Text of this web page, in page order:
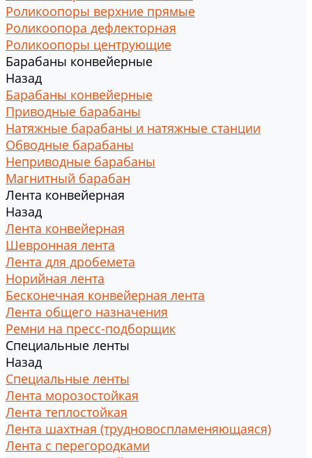
Роликоопоры верхние прямые
Роликоопора дефлекторная
Роликоопоры центрующие
Барабаны конвейерные
Назад
Барабаны конвейерные
Приводные барабаны
Натяжные барабаны и натяжные станции
Обводные барабаны
Неприводные барабаны
Магнитный барабан
Лента конвейерная
Назад
Лента конвейерная
Шевронная лента
Лента для дробемета
Норийная лента
Бесконечная конвейерная лента
Лента общего назначения
Ремни на пресс-подборщик
Специальные ленты
Назад
Специальные ленты
Лента морозостойкая
Лента теплостойкая
Лента шахтная (трудновоспламеняющаяся)
Лента с перегородками